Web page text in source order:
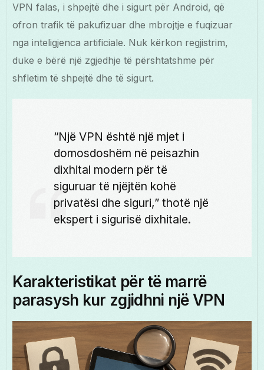
VPN falas, i shpejtë dhe i sigurt për Android, që
ofron trafik të pakufizuar dhe mbrojtje e fuqizuar
nga inteligjenca artificiale. Nuk kërkon regjistrim,
duke e bërë një zgjedhje të përshtatshme për
shfletim të shpejtë dhe të sigurt.
“Një VPN është një mjet i
domosdoshëm në peisazhin
dixhital modern për të
siguruar të njëjtën kohë
privatësi dhe siguri,” thotë një
ekspert i sigurisë dixhitale.
Karakteristikat për të marrë
parasysh kur zgjidhni një VPN